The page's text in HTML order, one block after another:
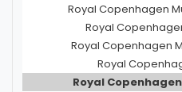
Royal Copenhagen
Royal
Royal Copenhagen
Royal
Royal